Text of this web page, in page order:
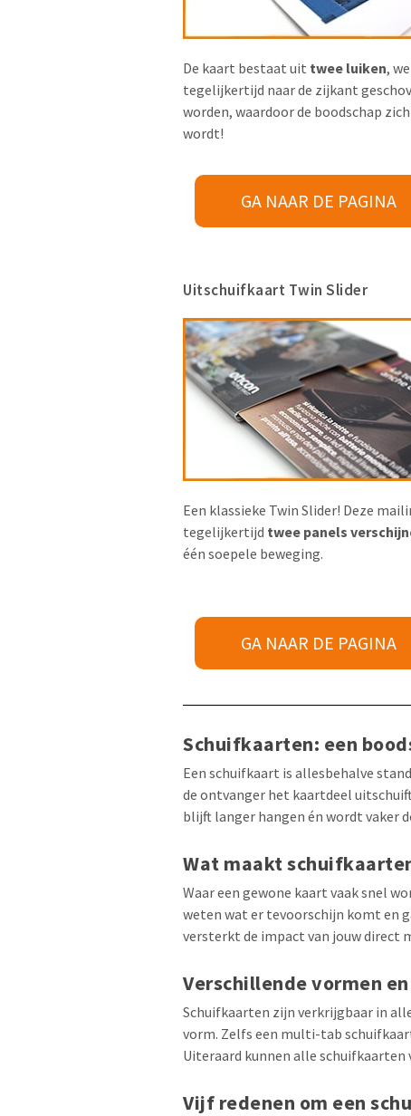
De kaart bestaat uit twee luiken,
tegelijkertijd naar de zijkant
worden, waardoor de boodschap
wordt!
GA NAAR DE PAGINA
Uitschuifkaart Twin Slider
Een klassieke Twin Slider! Deze
tegelijkertijd twee panels
één soepele beweging.
GA NAAR DE PAGINA
Schuifkaarten: een
Een schuifkaart is allesbehalve
de ontvanger het kaartdeel
blijft langer hangen én wordt vaker
Wat maakt
Waar een gewone kaart vaak snel
weten wat er tevoorschijn komt en
versterkt de impact van jouw direct
Verschillende vormen
Schuifkaarten zijn verkrijgbaar in
vorm. Zelfs een multi-tab
Uiteraard kunnen alle
Vijf redenen om een